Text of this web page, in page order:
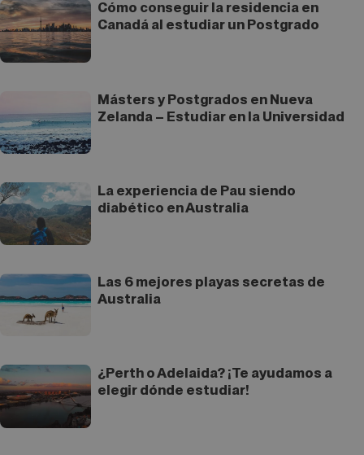
Cómo conseguir la residencia en
Canadá al estudiar un Postgrado
Másters y Postgrados en Nueva
Zelanda – Estudiar en la Universidad
La experiencia de Pau siendo
diabético en Australia
Las 6 mejores playas secretas de
Australia
¿Perth o Adelaida? ¡Te ayudamos a
elegir dónde estudiar!